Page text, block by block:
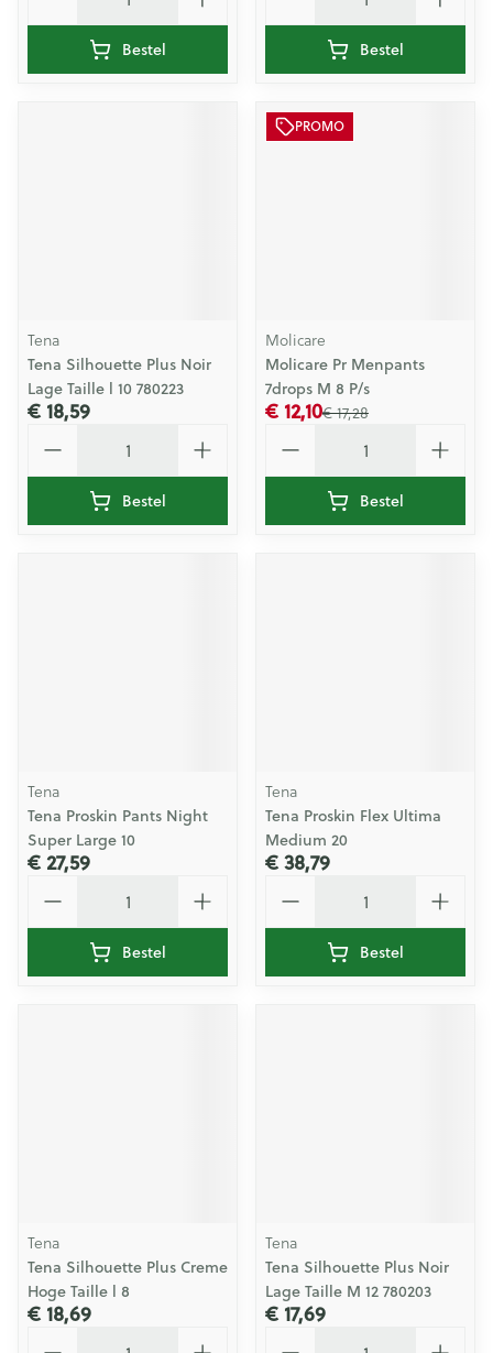
Bestel Bestel
Tena
Tena Silhouette Plus Noir
Lage Taille l 10 780223
€ 18,59
Bestel
PROMO
Molicare
Molicare Pr Menpants
7drops M 8 P/s
€ 17,28
€ 12,10
Bestel
Tena
Tena Proskin Pants Night
Super Large 10
€ 27,59
Bestel
Tena
Tena Proskin Flex Ultima
Medium 20
€ 38,79
Bestel
Tena
Tena Silhouette Plus Creme
Hoge Taille l 8
€ 18,69
Tena
Tena Silhouette Plus Noir
Lage Taille M 12 780203
€ 17,69